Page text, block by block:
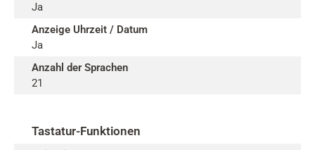
Ja
Anzeige Uhrzeit / Datum
Ja
Anzahl der Sprachen
21
Tastatur-Funktionen